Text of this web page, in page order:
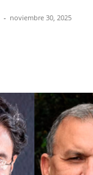
- noviembre 30, 2025